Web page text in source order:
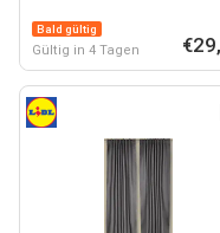
Bald gültig
Gültig in 4 Tagen